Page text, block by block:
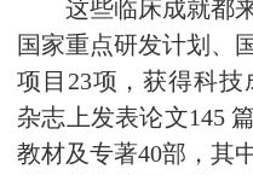
这些临床成就都来
国家重点研发计划、
项目23项，获得科技
杂志上发表论文145
教材及专著40部，其